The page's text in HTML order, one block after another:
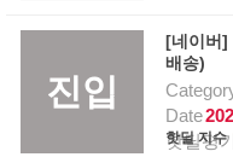
진입
[네이버]
배송)
Date
핫딜평
핫딜 지수